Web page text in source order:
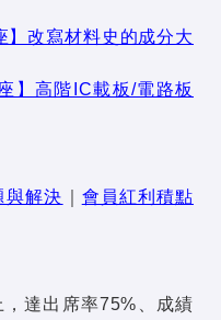
改寫材料史的成分大
】高階IC載板/電路板
與解決
會員紅利積點
達出席率75%、成績